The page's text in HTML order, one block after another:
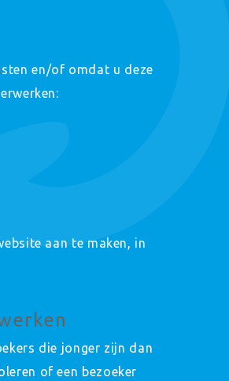
en/of omdat u deze
aan te maken, in
die jonger zijn dan
of een bezoeker